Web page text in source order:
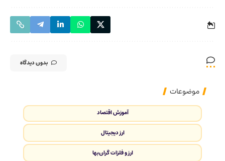
بدون دیدگاه
موضوعات
آموزش اقتصاد
ارز دیجیتال
ارز و فلزات گران‌بها